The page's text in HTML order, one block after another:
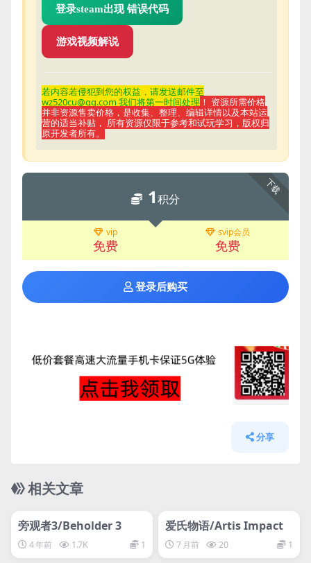
登录steam出现 错误代码
游戏视频解说
若内容若侵犯到您的权益，请发送邮件至
wz520cu@qq.com 我们将第一时间处理 ！ 资源所需价格
并非资源售卖价格，是收集、整理、编辑详情以及本站运
营的适当补贴， 所有资源仅限于参考和试玩学习，版权归
原开发者所有。
下载
1积分
vip
免费
svip会员
免费
登录后购买
分享
相关文章
网盘下载游戏
旁观者3/Beholder 3
4 年前 1.7K 1
网盘下载游戏
爱氏物语/Artis Impact
7 月前 20 1